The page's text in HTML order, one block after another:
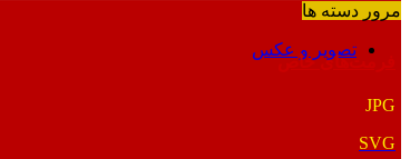
مرور دسته ها
تصویر و عکس
فرمت‌های خاص
JPG
SVG